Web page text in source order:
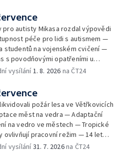
opatření v Troubkách —
bydlení na vysokoškolskýc kolejích
sklizeň levandulí
pro autisty Mikasa rozdal výpovědi
péče pro lidi s autismem —
studentů na vojenském cvičení —
s povodňovými opatřeními u
— Opravy Rudné omezí dopravu —
následující dny — Vedra táhnou na
místa — Hasiči lokalizovali požár
Opavsku — Požáry zemědělské
na Olomoucku — Dva roky od
škol v Českém Těšíně — Výstava
vzpomínky Opavska
vysílání1. 8. 2026 na ČT24
požár lesa ve Větřkovicích
měst na vedra — Adaptační
na vedro ve městech — Tropické
ovlivňují pracovní režim — 14 let
za vraždu ženy ve Staříči/ —
vysílání31. 7. 2026na ČT24